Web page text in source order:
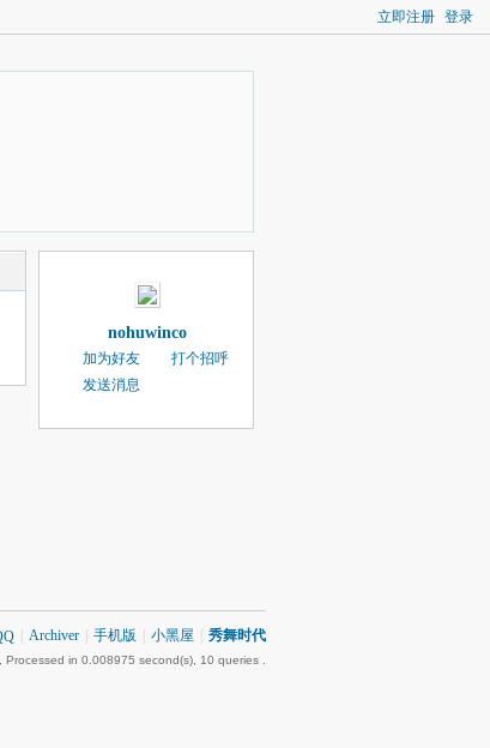
立即注册 登录
nohuwinco
加为好友
打个招呼
发送消息
Archiver 手机版 小黑屋 秀舞时代
, Processed in 0.008975 second(s), 10 queries .